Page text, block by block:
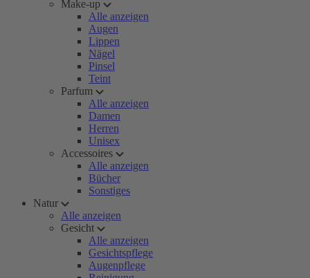
Make-up
Alle anzeigen
Augen
Lippen
Nägel
Pinsel
Teint
Parfum
Alle anzeigen
Damen
Herren
Unisex
Accessoires
Alle anzeigen
Bücher
Sonstiges
Natur
Alle anzeigen
Gesicht
Alle anzeigen
Gesichtspflege
Augenpflege